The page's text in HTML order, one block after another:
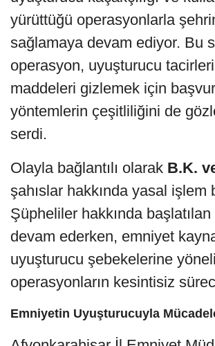
yürüttüğü operasyonlarla
sağlamaya devam ediyor. Bu
operasyon, uyuşturucu
maddeleri gizlemek için
yöntemlerin çeşitliliğini de
serdi.
Olayla bağlantılı olarak B.K.
şahıslar hakkında yasal işlem
Şüpheliler hakkında
devam ederken, emniyet
uyuşturucu şebekelerine
operasyonların kesintisiz
Emniyetin Uyuşturucuyla